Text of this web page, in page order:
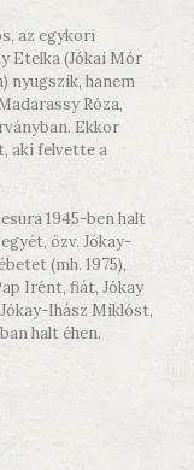
az egykori
Etelka (Jókai Mór
nyugszik, hanem
Róza,
Ekkor
aki felvette a
1945-ben halt
özv. Jókay-
(mh. 1975),
Irént, fiát, Jókay
Ihász Miklóst,
halt éhen.